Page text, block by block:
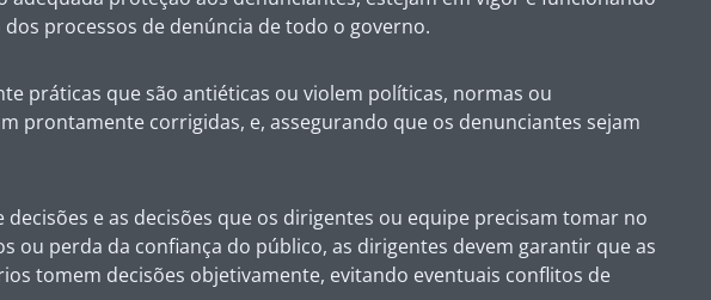
processos de denúncia de todo o governo.
práticas que são antiéticas ou violem políticas, normas ou
prontamente corrigidas, e, assegurando que os denunciantes sejam
e as decisões que os dirigentes ou equipe precisam tomar no
perda da confiança do público, as dirigentes devem garantir que as
tomem decisões objetivamente, evitando eventuais conflitos de